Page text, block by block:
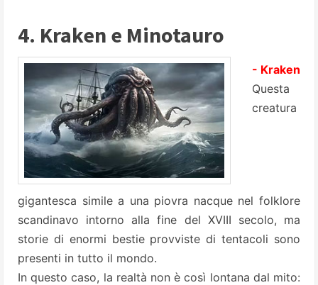
4. Kraken e Minotauro
- Kraken
Questa
creatura
gigantesca simile a una piovra nacque nel folklore
scandinavo intorno alla fine del XVIII secolo, ma
storie di enormi bestie provviste di tentacoli sono
presenti in tutto il mondo.
In questo caso, la realtà non è così lontana dal mito: